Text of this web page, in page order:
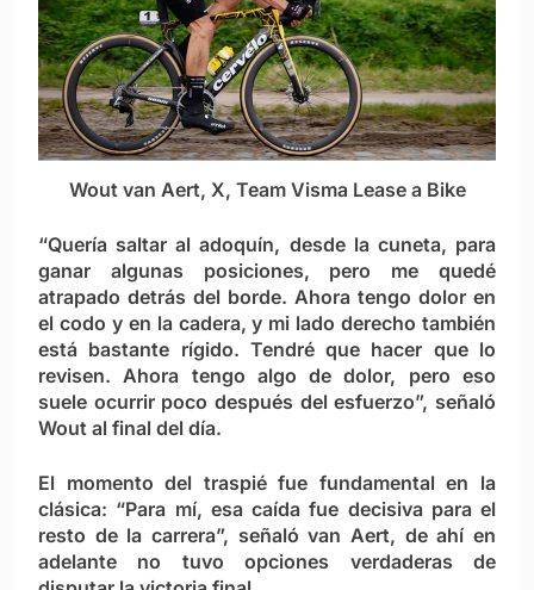
Wout van Aert, X, Team Visma Lease a Bike
“Quería saltar al adoquín, desde la cuneta, para
ganar algunas posiciones, pero me quedé
atrapado detrás del borde. Ahora tengo dolor en
el codo y en la cadera, y mi lado derecho también
está bastante rígido. Tendré que hacer que lo
revisen. Ahora tengo algo de dolor, pero eso
suele ocurrir poco después del esfuerzo”, señaló
Wout al final del día.
El momento del traspié fue fundamental en la
clásica: “Para mí, esa caída fue decisiva para el
resto de la carrera”, señaló van Aert, de ahí en
adelante no tuvo opciones verdaderas de